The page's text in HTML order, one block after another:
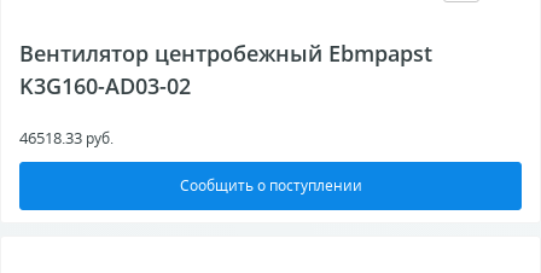
Вентилятор центробежный Ebmpapst
K3G160-AD03-02
46518.33 руб.
Сообщить о поступлении